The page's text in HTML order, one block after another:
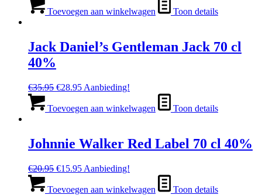
was:
is:
Toevoegen aan winkelwagen Toon details
Jack Daniel’s Gentleman Jack 70 cl
40%
€35.95 Oorspronkelijke
was:
€28.95Huidige
is:
Aanbieding!
Toevoegen aan winkelwagen Toon details
Johnnie Walker Red Label 70 cl 40%
€20.95 Oorspronkelijke
was:
€15.95Huidige
is:
Aanbieding!
Toevoegen aan winkelwagen Toon details